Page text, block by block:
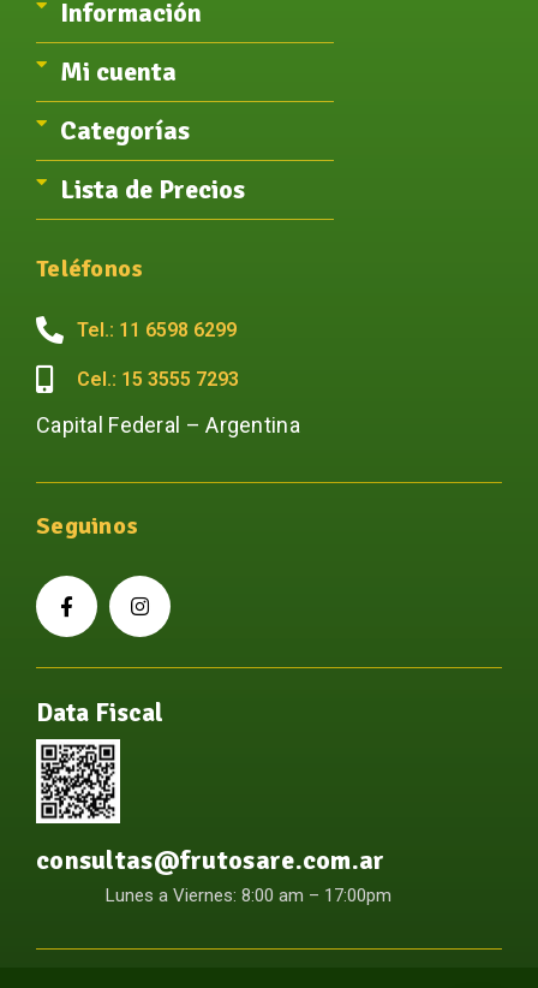
Información
Mi cuenta
Categorías
Lista de Precios
Teléfonos
Tel.: 11 6598 6299
Cel.: 15 3555 7293
Capital Federal – Argentina
Seguinos
Data Fiscal
consultas@frutosare.com.ar
Lunes a Viernes: 8:00 am – 17:00pm